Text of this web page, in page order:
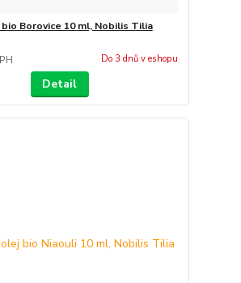
Borovice 10 ml, Nobilis Tilia
Do 3 dnů v eshopu
Detail